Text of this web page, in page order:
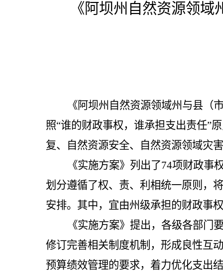
《阿坝州自然资源领
《阿坝州自然资源领域州与县（
照“谁的财政事权，谁承担支出责任”
复、自然资源安全、自然资源领域灾
《实施方案》 列出了74项财政事
划分遵循了权、责、利相统一原则，
安排。其中，宜由州级承担的财政事
《实施方案》提出， 各级各部门
修订完善相关制度机制，形成良性互
预算绩效管理的要求，着力优化支出